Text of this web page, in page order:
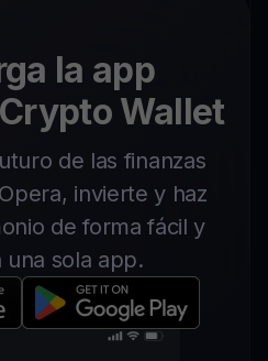
la app
Crypto Wallet
de las finanzas
invierte y haz
de forma fácil y
una sola app.